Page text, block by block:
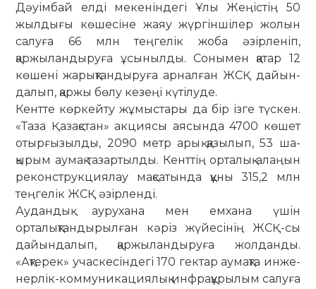
Дәуімбай елді мекеніндегі Ұлы Же­ңістің 50
жылдығы көшесіне жаяу жүр­гіншілер жолын
салуға 66 млн тең­гелік жоба әзірленіп,
қаржылан­ды­руға ұсынылды. Сонымен қатар 12
көшені жарықтандыруға арналған ЖСҚ да­йын­
далып, қаржы бөлу кезеңі күті­лу­де.
Кентте көркейту жұмыстары да бір ізге түскен.
«Таза Қазақстан» акциясы аясында 4700 көшет
отырғызылды, 2090 метр арық қазылып, 53 ша­
қырым аумақ тазартылды. Кенттің ор­талық алаңын
реконструкциялау мақ­сатында құны 315,2 млн
теңгелік ЖСҚ әзірленді.
Аудандық аурухана мен емхана үшін
орталықтандырылған кәріз жү­йе­­сінің ЖСҚ-сы
дайындалып, қаржы­лан­дыруға жолданды.
«Ақтерек» учас­­ке­сіндегі 170 гектар аумақта ин­же­­
нерлік-коммуникациялық инфра­құ­рылым салуға